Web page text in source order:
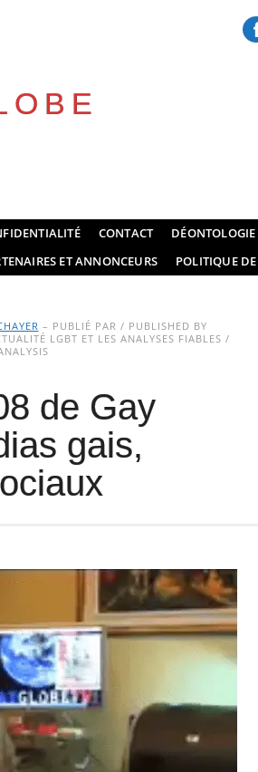
CONTACT DÉONTOLOGIE
ET ANNONCEURS POLITIQUE
– PUBLIÉ PAR / PUBLISHED BY
LGBT ET LES ANALYSES FIABLES /
de Gay
gais,